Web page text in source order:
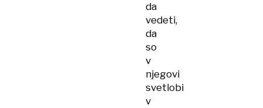
da
vedeti,
da
so
v
njegovi
svetlobi
v